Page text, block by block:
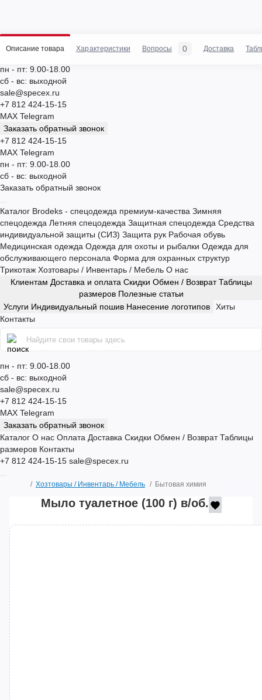
пн - пт: 9.00-18.00
сб - вс: выходной
sale@specex.ru
+7 812 424-15-15
MAX Telegram
Заказать обратный звонок
+7 812 424-15-15
MAX Telegram
пн - пт: 9.00-18.00
сб - вс: выходной
Заказать обратный звонок
Каталог Brodeks - спецодежда премиум-качества Зимняя
спецодежда Летняя спецодежда Защитная спецодежда Средства
индивидуальной защиты (СИЗ) Защита рук Рабочая обувь
Медицинская одежда Одежда для охоты и рыбалки Одежда для
обслуживающего персонала Форма для охранных структур
Трикотаж Хозтовары / Инвентарь / Мебель О нас
Клиентам Доставка и оплата Скидки Обмен / ВозвратТаблицы
размеров Полезные статьи
Услуги Индивидуальный пошив Нанесение логотипов
Хиты
Контакты
пн - пт: 9.00-18.00
сб - вс: выходной
sale@specex.ru
+7 812 424-15-15
MAX Telegram
Заказать обратный звонок
Каталог О нас Оплата Доставка Скидки Обмен / Возврат Таблицы
размеров Контакты
+7 812 424-15-15 sale@specex.ru
Хозтовары / Инвентарь / Мебель Бытовая химия
Мыло туалетное (100 г) в/об.
Описание товара Характеристики Вопросы 0 Доставка